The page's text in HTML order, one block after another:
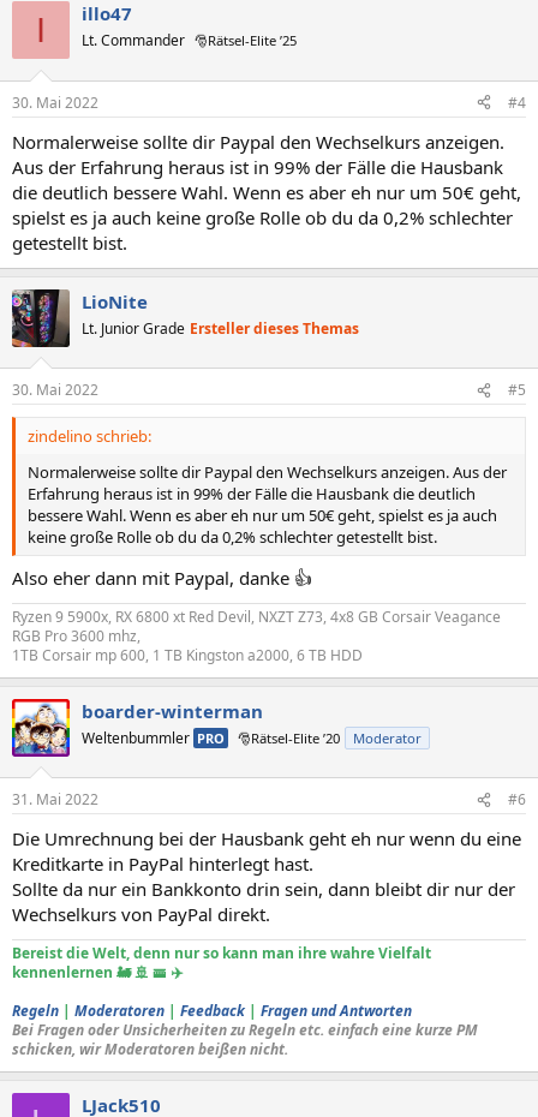
I illo47
Lt. Commander 🎅Rätsel-Elite ’25
30. Mai 2022 #4
Normalerweise sollte dir Paypal den Wechselkurs anzeigen.
Aus der Erfahrung heraus ist in 99% der Fälle die Hausbank
die deutlich bessere Wahl. Wenn es aber eh nur um 50€ geht,
spielst es ja auch keine große Rolle ob du da 0,2% schlechter
getestellt bist.
LioNite
Lt. Junior Grade Ersteller dieses Themas
30. Mai 2022 #5
zindelino schrieb:
Normalerweise sollte dir Paypal den Wechselkurs anzeigen. Aus der
Erfahrung heraus ist in 99% der Fälle die Hausbank die deutlich
bessere Wahl. Wenn es aber eh nur um 50€ geht, spielst es ja auch
keine große Rolle ob du da 0,2% schlechter getestellt bist.
Also eher dann mit Paypal, danke 👍
Ryzen 9 5900x, RX 6800 xt Red Devil, NXZT Z73, 4x8 GB Corsair Veagance
RGB Pro 3600 mhz,
1TB Corsair mp 600, 1 TB Kingston a2000, 6 TB HDD
boarder-winterman
Weltenbummler PRO 🎅Rätsel-Elite ’20 Moderator
31. Mai 2022 #6
Die Umrechnung bei der Hausbank geht eh nur wenn du eine
Kreditkarte in PayPal hinterlegt hast.
Sollte da nur ein Bankkonto drin sein, dann bleibt dir nur der
Wechselkurs von PayPal direkt.
Bereist die Welt, denn nur so kann man ihre wahre Vielfalt
kennenlernen 🚂 🚢 🚟 ✈️
Regeln | Moderatoren | Feedback | Fragen und Antworten
Bei Fragen oder Unsicherheiten zu Regeln etc. einfach eine kurze PM
schicken, wir Moderatoren beißen nicht.
LJack510